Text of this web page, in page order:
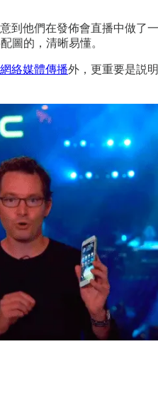
到他們在發佈會直播中做
圖的，清晰易懂。
絡媒體傳播外，更重要是説